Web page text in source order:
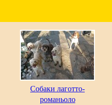
Собаки лаготто-
романьоло